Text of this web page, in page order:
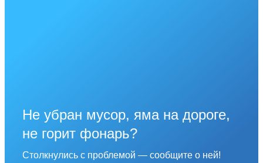
Не убран мусор, яма на дороге,
не горит фонарь?
Столкнулись с проблемой — сообщите о ней!